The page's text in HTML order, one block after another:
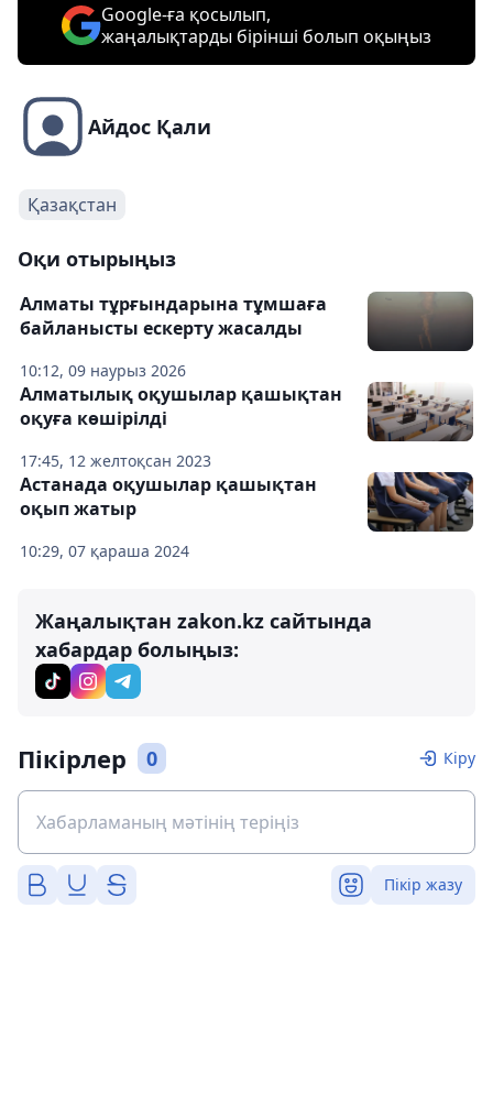
Google-ға қосылып,
жаңалықтарды бірінші болып оқыңыз
Айдос Қали
Қазақстан
Оқи отырыңыз
10:12, 09 наурыз 2026
Алматы тұрғындарына тұмшаға
байланысты ескерту жасалды
17:45, 12 желтоқсан 2023
Алматылық оқушылар қашықтан
оқуға көшірілді
10:29, 07 қараша 2024
Астанада оқушылар қашықтан
оқып жатыр
Жаңалықтан zakon.kz сайтында
хабардар болыңыз:
Пікірлер 0 Кіру
Пікір жазу